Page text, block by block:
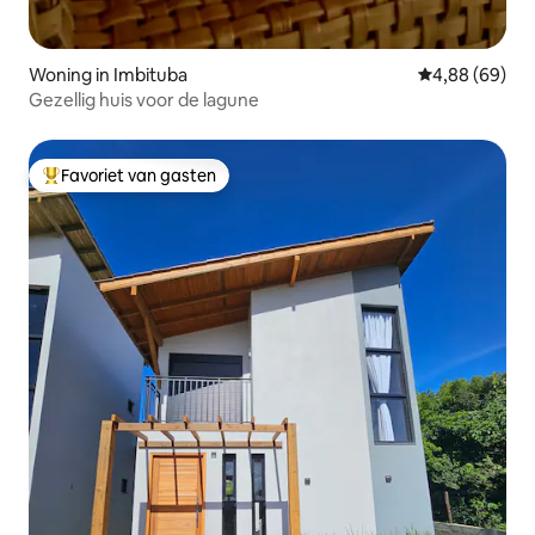
Woning in Imbituba Gemiddelde
4,88 (69)
Gezellig huis voor de lagune
Topfavoriet van gasten
Favoriet van gasten